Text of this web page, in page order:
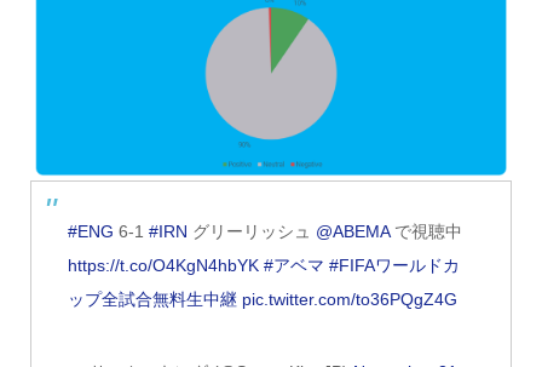
#ENG 6-1 #IRN グリーリッシュ @ABEMAで視聴中
https://t.co/O4KgN4hbYK #アベマ #FIFAワールドカ
ップ全試合無料生中継 pic.twitter.com/to36PQgZ4G